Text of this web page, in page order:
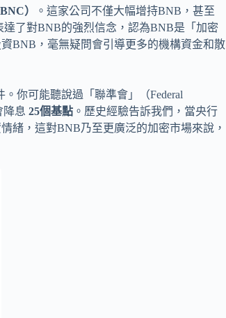
）
。這家公司不僅大幅增持BNB，甚至
達了對BNB的強烈信念，認為BNB是「加密
BNB，毫無疑問會引導更多的機構資金和散
你可能聽說過「聯準會」（Federal
降息 25個基點 。歷史經驗告訴我們，當央行
緒，這對BNB乃至更廣泛的加密市場來說，